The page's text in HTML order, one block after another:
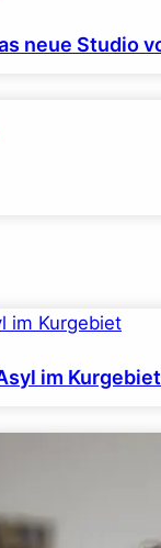
neue Studio
im Kurgebiet